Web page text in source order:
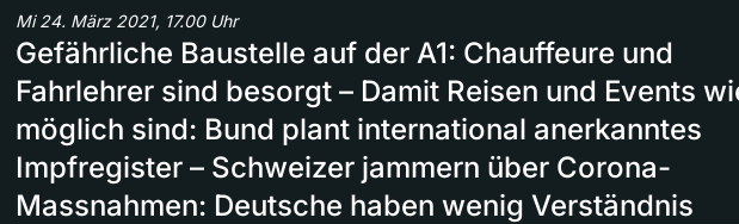
Mi 24. März 2021, 17.00 Uhr
Gefährliche Baustelle auf der A1: Chauffeure und
Fahrlehrer sind besorgt – Damit Reisen und Events
möglich sind: Bund plant international anerkanntes
Impfregister – Schweizer jammern über Corona-
Massnahmen: Deutsche haben wenig Verständnis